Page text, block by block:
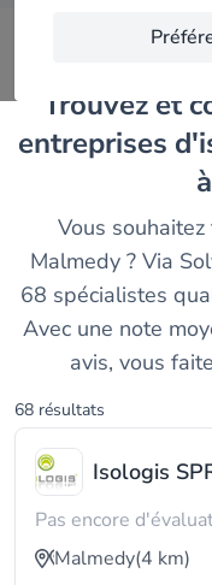
Trouvez et comparez les meilleurs
entreprises
Vous
Malmedy ? Via
68 spécialistes
Avec une note
avis, vous
68 résultats
Isologis
Pas encore
Malmedy(4 km)